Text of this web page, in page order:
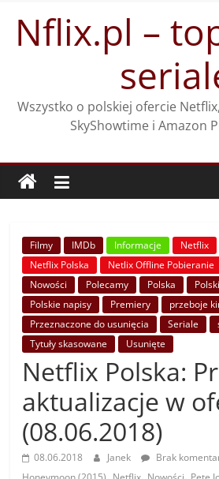
treściNflix.pl –
Wszystko o polskiej ofercie
SkyShowtime i Amazon
Filmy IMDb Informacje Netflix
Netflix Polska
Netlix Offline Pobieranie
Nowości
Polecamy Polska
Polskie napisy
Premiery
przeboje
Przeznaczone do usunięcia
Seriale
Tytuły skasowane
Usunięte
Netflix Polska:
aktualizacje w
(08.06.2018)
08.06.2018 Janek Brak